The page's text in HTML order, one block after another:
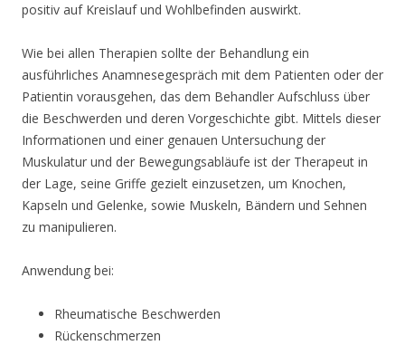
positiv auf Kreislauf und Wohlbefinden auswirkt.
Wie bei allen Therapien sollte der Behandlung ein
ausführliches Anamnesegespräch mit dem Patienten oder der
Patientin vorausgehen, das dem Behandler Aufschluss über
die Beschwerden und deren Vorgeschichte gibt. Mittels dieser
Informationen und einer genauen Untersuchung der
Muskulatur und der Bewegungsabläufe ist der Therapeut in
der Lage, seine Griffe gezielt einzusetzen, um Knochen,
Kapseln und Gelenke, sowie Muskeln, Bändern und Sehnen
zu manipulieren.
Anwendung bei:
Rheumatische Beschwerden
Rückenschmerzen